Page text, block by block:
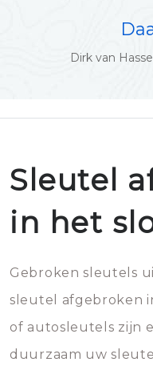
Dirk van
Sleutel
in het
Gebroken sleutels
sleutel afgebroken
of autosleutels zijn
duurzaam uw